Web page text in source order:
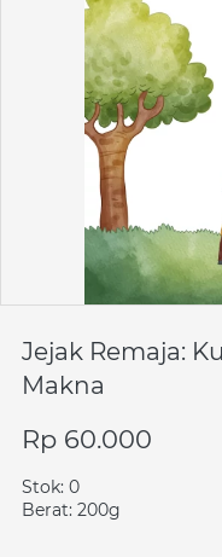
Jejak Remaja:
Makna
Rp 60.000
Stok: 0
Berat: 200g